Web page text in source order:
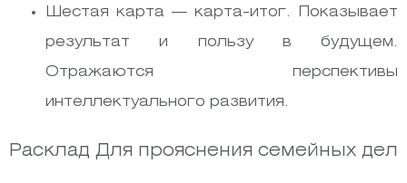
Шестая карта — карта-итог. Показывает
результат и пользу в будущем.
Отражаются перспективы
интеллектуального развития.
Расклад Для прояснения семейных дел